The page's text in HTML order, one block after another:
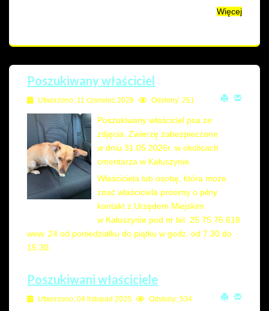
Więcej
Poszukiwany właściciel
Utworzono: 11 czerwiec 2026 Odsłony: 251
Poszukiwany właściciel psa ze
zdjęcia. Zwierzę zabezpieczone
w dniu 31.05.2026r. w okolicach
cmentarza w Kałuszynie.
Właściciela lub osobę, która może
znać właściciela prosimy o pilny
kontakt z Urzędem Miejskim
w Kałuszynie pod nr tel. 25 75 76 618
wew. 24 od poniedziałku do piątku w godz. od 7.30 do
15.30.
Poszukiwani właściciele
Utworzono: 04 listopad 2025 Odsłony: 534